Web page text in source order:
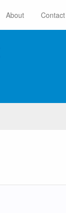
About Contact